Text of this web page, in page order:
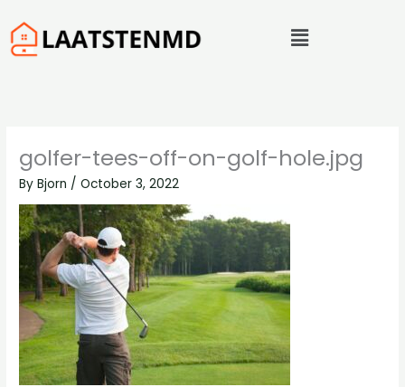
to
content
Menu
golfer-tees-off-on-golf-hole.jpg
ByBjorn /October 3, 2022